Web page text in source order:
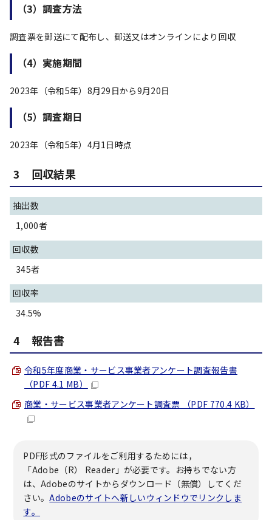
（3）調査方法
調査票を郵送にて配布し、郵送又はオンラインにより回収
（4）実施期間
2023年（令和5年）8月29日から9月20日
（5）調査期日
2023年（令和5年）4月1日時点
3 回収結果
抽出数
1,000者
回収数
345者
回収率
34.5%
4 報告書
令和5年度商業・サービス事業者アンケート調査報告書
（PDF 4.1 MB）
商業・サービス事業者アンケート調査票 （PDF 770.4 KB）
PDF形式のファイルをご利用するためには，
「Adobe（R） Reader」が必要です。お持ちでない方
は、Adobeのサイトからダウンロード（無償）してくだ
さい。Adobeのサイトへ新しいウィンドウでリンクしま
す。